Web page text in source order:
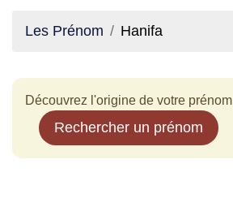
Les Prénom Hanifa
Découvrez l'origine de votre prénom
Rechercher un prénom